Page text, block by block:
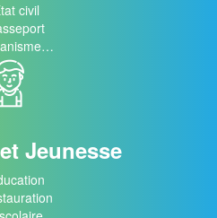
civil
Jeunesse